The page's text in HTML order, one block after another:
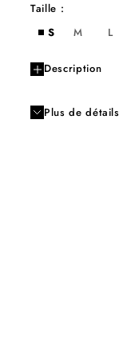
Taille :
S
M L
Description
Plus de détails